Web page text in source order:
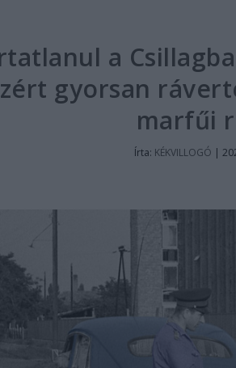
a
gyorsan
marfűi
Írta: KÉKVILLOGÓ |